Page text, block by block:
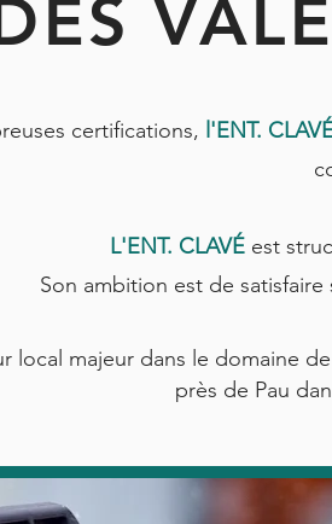
certifications, l'ENT.
L'ENT. CLAVÉ est
Son ambition est de
local majeur dans le domaine
près de Pau